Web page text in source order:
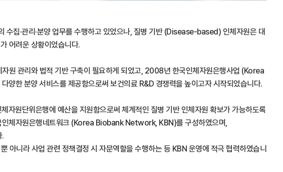
집·관리·분양 업무를 수행하고 있었으나, 질병 기반 (Disease-based) 인체자원은 대
어려운 상황이었습니다.
원 관리와 법적 기반 구축이 필요하게 되었고, 2008년 한국인체자원은행사업 (Korea
한 분양 서비스를 제공함으로써 보건의료 R&D 경쟁력을 높이고자 시작되었습니다.
원단위은행에 예산을 지원함으로써 체계적인 질병 기반 인체자원 확보가 가능하도록
인체자원은행네트워크 (Korea Biobank Network, KBN)를 구성하였으며,
.
니라 사업 관련 정책결정 시 자문역할을 수행하는 등 KBN 운영에 적극 협력하였습니